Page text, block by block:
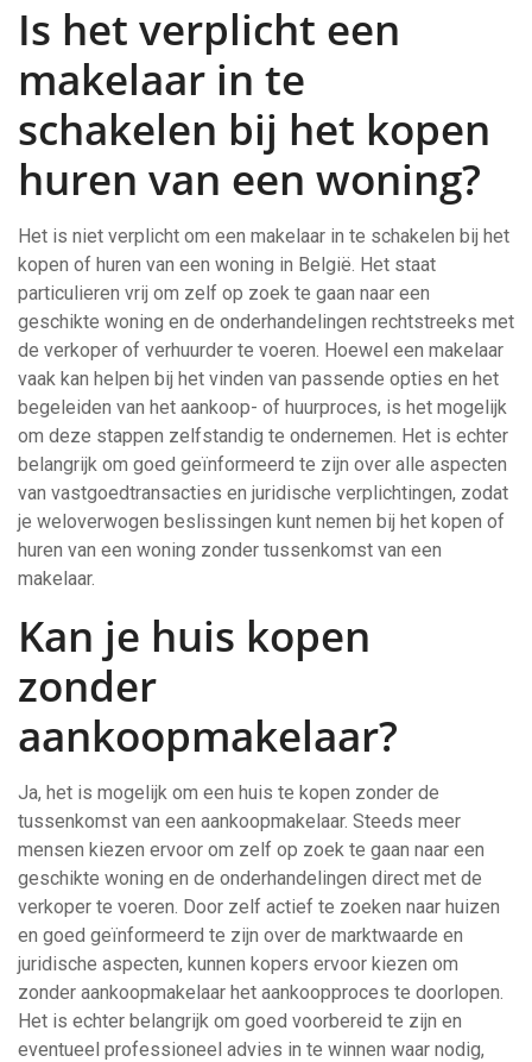
Is het verplicht een
makelaar in te
schakelen bij het kopen
huren van een woning?
Het is niet verplicht om een makelaar in te schakelen bij het
kopen of huren van een woning in België. Het staat
particulieren vrij om zelf op zoek te gaan naar een
geschikte woning en de onderhandelingen rechtstreeks met
de verkoper of verhuurder te voeren. Hoewel een makelaar
vaak kan helpen bij het vinden van passende opties en het
begeleiden van het aankoop- of huurproces, is het mogelijk
om deze stappen zelfstandig te ondernemen. Het is echter
belangrijk om goed geïnformeerd te zijn over alle aspecten
van vastgoedtransacties en juridische verplichtingen, zodat
je weloverwogen beslissingen kunt nemen bij het kopen of
huren van een woning zonder tussenkomst van een
makelaar.
Kan je huis kopen
zonder
aankoopmakelaar?
Ja, het is mogelijk om een huis te kopen zonder de
tussenkomst van een aankoopmakelaar. Steeds meer
mensen kiezen ervoor om zelf op zoek te gaan naar een
geschikte woning en de onderhandelingen direct met de
verkoper te voeren. Door zelf actief te zoeken naar huizen
en goed geïnformeerd te zijn over de marktwaarde en
juridische aspecten, kunnen kopers ervoor kiezen om
zonder aankoopmakelaar het aankoopproces te doorlopen.
Het is echter belangrijk om goed voorbereid te zijn en
eventueel professioneel advies in te winnen waar nodig,